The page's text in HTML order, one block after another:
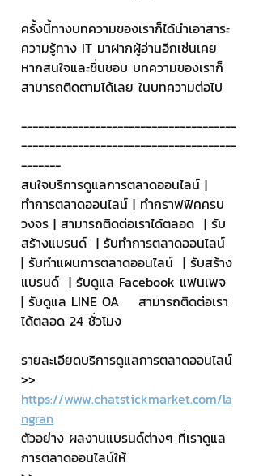
ครั้งนี้ทางบทความของเราก็ได้นำเอาสาระ
ความรู้ทาง IT มาฝากผู้อ่านอีกเช่นเคย
หากสนใจและชื่นชอบ บทความของเราก็
สามารถติดตามได้เลย ในบทความต่อไป
--------------------------------------
--------------------------------------
-------
สนใจบริการดูแลการตลาดออนไลน์ |
ทำการตลาดออนไลน์ | ทำกราฟฟิคครบ
วงจร | สามารถติดต่อเราได้ตลอด  | รับ
สร้างแบรนด์  | รับทำการตลาดออนไลน์
| รับทำแผนการตลาดออนไลน์  | รับสร้าง
แบรนด์  | รับดูแล Facebook แฟนเพจ
| รับดูแล LINE OA    สามารถติดต่อเรา
ได้ตลอด 24 ชั่วโมง
รายละเอียดบริการดูแลการตลาดออนไลน์
>>
https://www.chatstickmarket.com/la
ngran
ตัวอย่าง ผลงานแบรนด์ต่างๆ ที่เราดูแล
การตลาดออนไลน์ให้